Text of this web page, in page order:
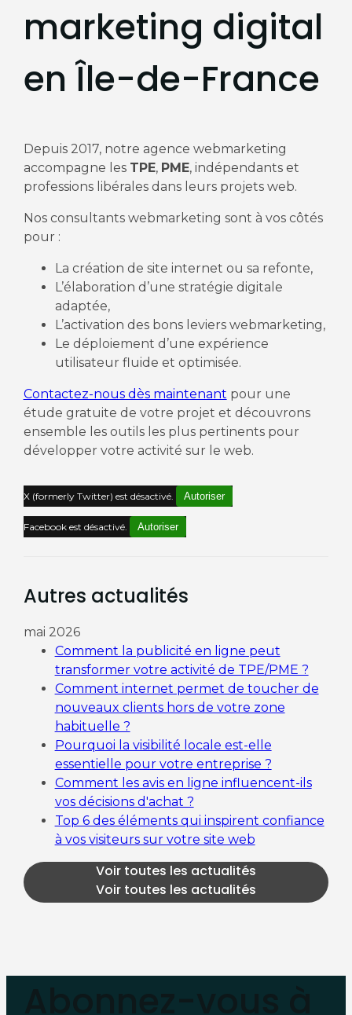
marketing digital
en Île-de-France
Depuis 2017, notre agence webmarketing
accompagne les TPE, PME, indépendants et
professions libérales dans leurs projets web.
Nos consultants webmarketing sont à vos côtés
pour :
La création de site internet ou sa refonte,
L’élaboration d’une stratégie digitale
adaptée,
L’activation des bons leviers webmarketing,
Le déploiement d’une expérience
utilisateur fluide et optimisée.
Contactez-nous dès maintenant pour une
étude gratuite de votre projet et découvrons
ensemble les outils les plus pertinents pour
développer votre activité sur le web.
X (formerly Twitter) est désactivé. Autoriser
Facebook est désactivé. Autoriser
Autres actualités
mai 2026
Comment la publicité en ligne peut
transformer votre activité de TPE/PME ?
Comment internet permet de toucher de
nouveaux clients hors de votre zone
habituelle ?
Pourquoi la visibilité locale est-elle
essentielle pour votre entreprise ?
Comment les avis en ligne influencent-ils
vos décisions d'achat ?
Top 6 des éléments qui inspirent confiance
à vos visiteurs sur votre site web
Voir toutes les actualités
Voir toutes les actualités